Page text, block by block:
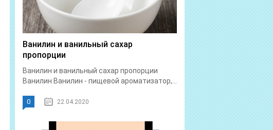
Ванилин и ванильный сахар
пропорции
Ванилин и ванильный сахар пропорции
Ванилин Ванилин - пищевой ароматизатор,...
0 22.04.2020